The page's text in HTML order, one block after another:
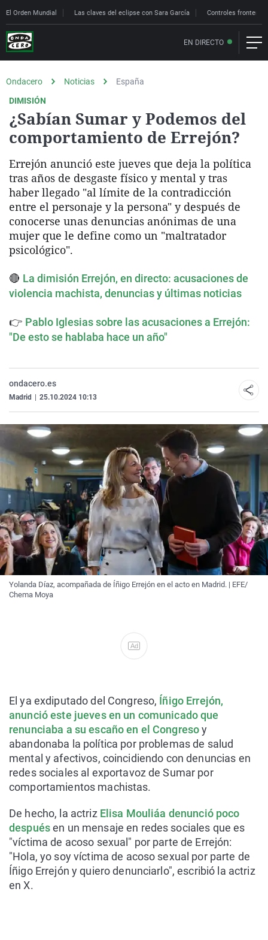
El Orden Mundial Las claves del eclipse con Sara García Controles
EN DIRECTO
Ondacero Noticias
España
DIMISIÓN
¿Sabían Sumar y Podemos del
comportamiento de Errejón?
Errejón anunció este jueves que deja la política
tras años de desgaste físico y mental y tras
haber llegado "al límite de la contradicción
entre el personaje y la persona" y después de
conocerse unas denuncias anónimas de una
mujer que le define como un "maltratador
psicológico".
🔴 La dimisión Errejón, en directo: acusaciones de
violencia machista, denuncias y últimas noticias
👉 Pablo Iglesias sobre las acusaciones a Errejón:
"De esto se hablaba hace un año"
ondacero.es
Madrid 25.10.2024 10:13
Yolanda Díaz, acompañada de Íñigo Errejón en el acto en Madrid. | EFE/
Chema Moya
Ad
El ya exdiputado del Congreso, Íñigo Errejón,
anunció este jueves en un comunicado que
renunciaba a su escaño en el Congresoy
abandonaba la política por problemas de salud
mental y afectivos, coincidiendo con denuncias en
redes sociales al exportavoz de Sumar por
comportamientos machistas.
De hecho, la actriz Elisa Mouliáa denunció poco
despuésen un mensaje en redes sociales que es
"víctima de acoso sexual" por parte de Errejón:
"Hola, yo soy víctima de acoso sexual por parte de
Íñigo Errejón y quiero denunciarlo", escribió la actriz
en X.